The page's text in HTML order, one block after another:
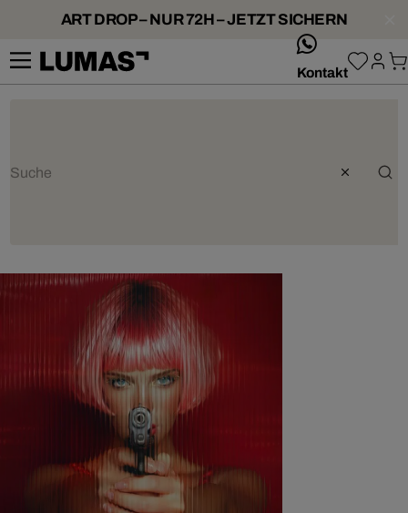
ART DROP – NUR 72H – JETZT SICHERN
Kontakt